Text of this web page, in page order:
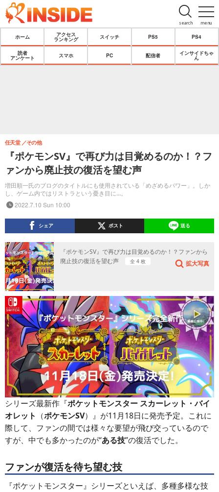
menu
search
ホーム
アクセス
ランキング
スイッチ PS5 PS4
読者
アンケート
スマホ PC 配信者
インサイドちゃ
ん
『ポケモンSV』で再び力は目覚めるのか！？フ
ァンから廃止技の復活を望む声
増田順一氏のブログのタイトルにも使用されている「めざめるパワー」。しか
し、ゲーム内ではリストラという憂き目に…。
任天堂 その他
2022.7.10 Sun 10:00
シェア ポスト 送る
『ポケモンSV』で再び力は目覚めるのか！？ファンから
廃止技の復活を望む声
全 4 枚 拡大写真
シリーズ最新作『ポケットモンスター スカーレット・バイ
オレット （ポケモンSV）』が11月18日に発売予定。これに
際して、ファンの間では様々な要望が飛び交っているので
すが、中でも多かったのが“ある技”の復活でした。
ファンが復活を待ち望む技
『ポケットモンスター』シリーズといえば、多種多様な技